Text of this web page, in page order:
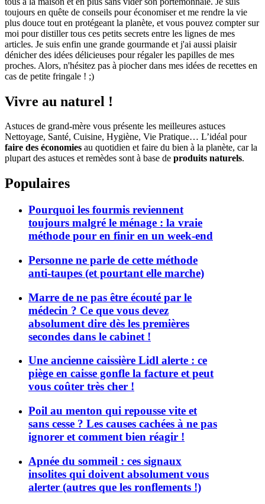
toujours en quête de conseils pour économiser et me rendre la vie
plus douce tout en protégeant la planète, et vous pouvez compter sur
moi pour distiller tous ces petits secrets entre les lignes de mes
articles. Je suis enfin une grande gourmande et j'ai aussi plaisir
dénicher des idées délicieuses pour régaler les papilles de mes
proches. Alors, n'hésitez pas à piocher dans mes idées de recettes en
cas de petite fringale ! ;)
Vivre au naturel !
Astuces de grand-mère vous présente les meilleures astuces
Nettoyage, Santé, Cuisine, Hygiène, Vie Pratique… L’idéal pour
faire des économies au quotidien et faire du bien à la planète, car la
plupart des astuces et remèdes sont à base de produits naturels.
Populaires
Pourquoi les fourmis reviennent
toujours malgré le ménage : la vraie
méthode pour en finir en un week-end
Personne ne parle de cette méthode
anti-taupes (et pourtant elle marche)
Marre de ne pas être écouté par le
médecin ? Ce que vous devez
absolument dire dès les premières
secondes dans le cabinet !
Une ancienne caissière Lidl alerte : ce
piège en caisse gonfle la facture et peut
vous coûter très cher !
Poil au menton qui repousse vite et
sans cesse ? Les causes cachées à ne pas
ignorer et comment bien réagir !
Apnée du sommeil : ces signaux
insolites qui doivent absolument vous
alerter (autres que les ronflements !)